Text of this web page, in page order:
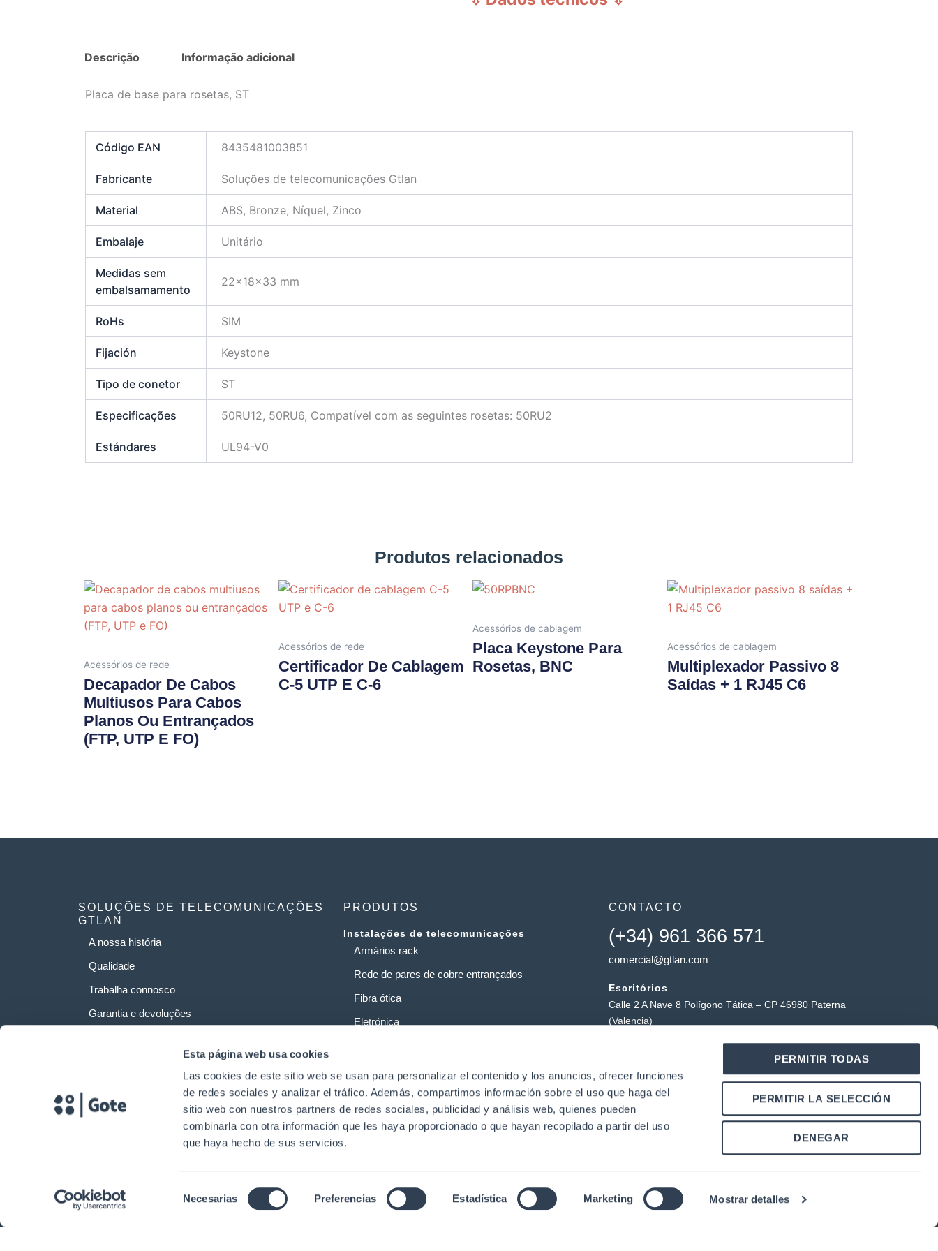
Esta página web usa cookies
Las cookies de este sitio web se usan para personalizar el contenido y los anuncios, ofrecer funciones
de redes sociales y analizar el tráfico. Además, compartimos información sobre el uso que haga del
sitio web con nuestros partners de redes sociales, publicidad y análisis web, quienes pueden
combinarla con otra información que les haya proporcionado o que hayan recopilado a partir del uso
que haya hecho de sus servicios.
de
Necesarias Preferencias Estadística Marketing Mostrar detalles
PERMITIR TODAS
PERMITIR LA SELECCIÓN
DENEGAR
Descrição Informação adicional
Placa de base para rosetas, ST
Código EAN 8435481003851
Fabricante Soluções de telecomunicações Gtlan
Material ABS, Bronze, Níquel, Zinco
Embalaje Unitário
Medidas sem
embalsamamento
22x18x33 mm
RoHs SIM
Fijación Keystone
Tipo de conetor ST
Especificações 50RU12, 50RU6, Compatível com as seguintes rosetas: 50RU2
Estándares UL94-V0
Produtos relacionados
Acessórios de rede
Decapador De Cabos
Multiusos Para Cabos
Planos Ou Entrançados
(FTP, UTP E FO)
Acessórios de rede
Certificador De Cablagem
C-5 UTP E C-6
Acessórios de cablagem
Placa Keystone Para
Rosetas, BNC
Acessórios de cablagem
Multiplexador Passivo 8
Saídas + 1 RJ45 C6
SOLUÇÕES DE TELECOMUNICAÇÕES
GTLAN
A nossa história
Qualidade
Trabalha connosco
Garantia e devoluções
PRODUTOS
Instalações de telecomunicações
Armários rack
Rede de pares de cobre entrançados
Fibra ótica
Eletrónica
Centros de dados
CONTACTO
(+34) 961 366 571
comercial@gtlan.com
Escritórios
Calle 2 A Nave 8 Polígono Tática – CP 46980 Paterna
(Valencia)
Polígono Industrial Tática, Carrer Forners, 18, 46980
Paterna (Valência)
Y
o
u
L
n
n
Direitos de autor © 2024. Gtlan Telecommunications Solutions Todos os direitos reservados. Aviso legal | Política de privacidade de dados Política de cookies | Condições de utilização